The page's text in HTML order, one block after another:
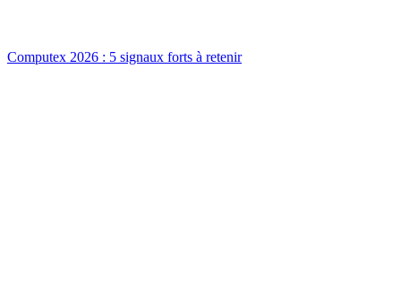
Computex 2026 : 5 signaux forts à retenir